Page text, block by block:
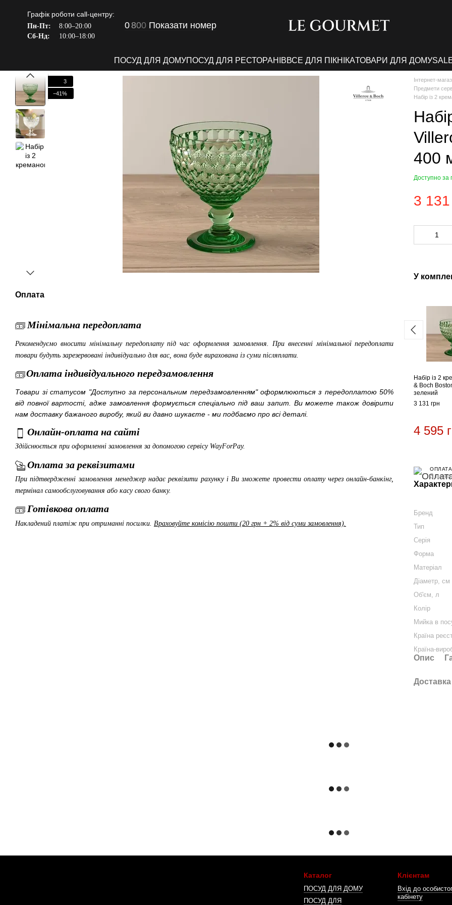
Графік роботи call-центру:
Пн-Пт:
8:00–20:00
Сб-Нд:
10:00–18:00
0800 Показати номер
ПОСУД ДЛЯ ДОМУПОСУД ДЛЯ РЕСТОРАНІВВСЕ ДЛЯ ПІКНІКАТОВАРИ ДЛЯ ДОМУ
3
−41%
Оплата
Мінімальна передоплата
Рекомендуємо вносити мінімальну передоплату під час оформлення замовлення. При внесенні мінімальної передоплати
товари будуть зарезервовані індивідуально для вас, вона буде вирахована із суми післяплати.
Оплата індивідуального передзамовлення
Товари зі статусом "Доступно за персональним передзамовленням" оформлюються з передоплатою 50%
від повної вартості, адже замовлення формується спеціально під ваш запит. Ви можете також довірити
нам доставку бажаного виробу, який ви давно шукаєте - ми подбаємо про всі деталі.
Онлайн-оплата на сайті
Здійснюється при оформленні замовлення за допомогою сервісу WayForPay.
Оплата за реквізитами
При підтвердженні замовлення менеджер надає реквізити рахунку і Ви зможете провести оплату через онлайн-банкінг,
термінал самообслуговування або касу свого банку.
Готівкова оплата
Накладений платіж при отриманні посилки. Враховуйте комісію пошти (20 грн + 2% від суми замовлення).
Інтернет-
Предмети
Набір із 2
400
Доступно за
3 131
У
Набір із 2
& Boch
зелений
3 131 грн
4 595
3
Бренд
Тип
Серія
Форма
Матеріал
Діаметр, см
Об'єм, л
Колір
Мийка в
Країна
Країна-
Опис
Доставка
Каталог
ПОСУД ДЛЯ ДОМУ
ПОСУД ДЛЯ
Клієнтам
Вхід до
кабінету